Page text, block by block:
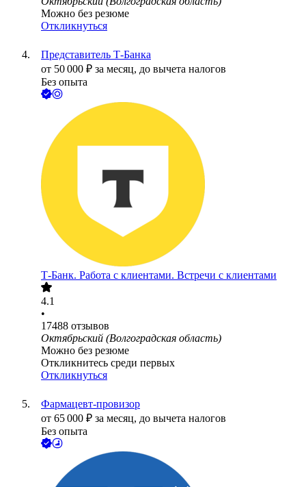
Можно без резюме
Откликнуться
Представитель Т-Банка
от 50 000 ₽ за месяц, до вычета налогов
Без опыта
Т-Банк. Работа с клиентами. Встречи с клиентами
4.1
•
17488 отзывов
Октябрьский (Волгоградская область)
Можно без резюме
Откликнитесь среди первых
Откликнуться
Фармацевт-провизор
от 65 000 ₽ за месяц, до вычета налогов
Без опыта